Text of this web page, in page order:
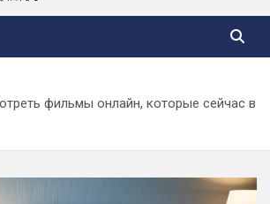
фильмы онлайн, которые сейчас в